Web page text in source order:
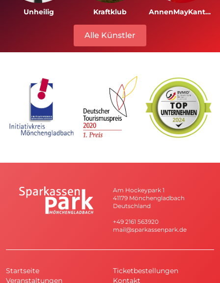
Unheilig Kraftklub AnnenMayKantereit
Alle Künstler
Am Hockeypark 1
41179 Mönchengladbach
Deutschland
+49 2161 563920
mail@sparkassenpark.de
Startseite
Veranstaltungen
Ticketbestellungen
Kontakt